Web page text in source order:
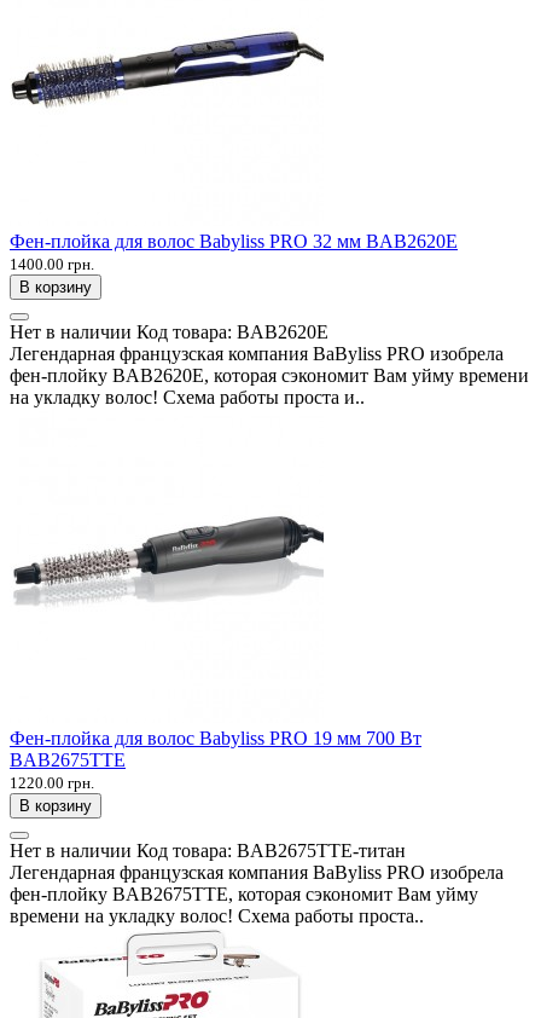
Фен-плойка для волос Babyliss PRO 32 мм BAB2620E
1400.00 грн.
В корзину
Нет в наличии Код товара: BAB2620E
Легендарная французская компания BaByliss PRO изобрела
фен-плойку BAB2620E, которая сэкономит Вам уйму времени
на укладку волос! Схема работы проста и..
Фен-плойка для волос Babyliss PRO 19 мм 700 Вт
BAB2675TTE
1220.00 грн.
В корзину
Нет в наличии Код товара: BAB2675TTE-титан
Легендарная французская компания BaByliss PRO изобрела
фен-плойку BAB2675TTE, которая сэкономит Вам уйму
времени на укладку волос! Схема работы проста..